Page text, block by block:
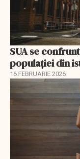
SUA se
populației din
16 FEBRUARIE 2026